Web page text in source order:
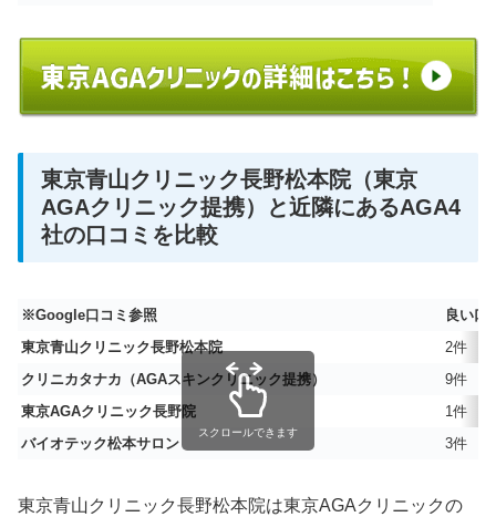
東京青山クリニック長野松本院（東京
AGAクリニック提携）と近隣にあるAGA4
社の口コミを比較
※Google口コミ参照
良い口
東京青山クリニック長野松本院
2件
クリニカタナカ（AGAスキンクリニック提携）
9件
東京AGAクリニック長野院
1件
バイオテック松本サロン
3件
スクロールできます
東京青山クリニック長野松本院は東京AGAクリニックの